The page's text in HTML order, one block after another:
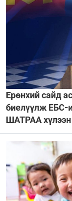
Ерөнхий сайд
биелүүлж ЕБС-
ШАТРАА хүлээн